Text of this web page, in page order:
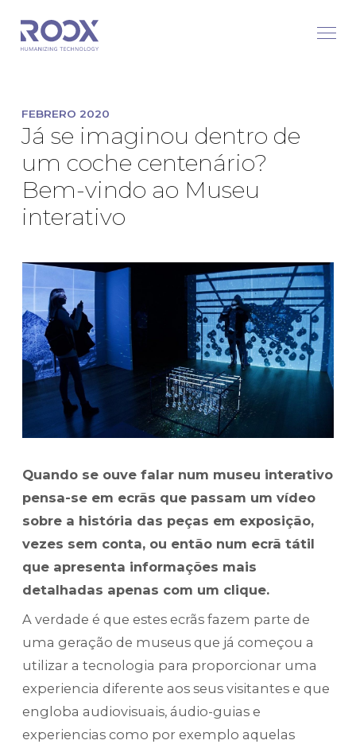
FEBRERO 2020
Já se imaginou dentro de
um coche centenário?
Bem-vindo ao Museu
interativo
Quando se ouve falar num museu interativo
pensa-se em ecrãs que passam um vídeo
sobre a história das peças em exposição,
vezes sem conta, ou então num ecrã tátil
que apresenta informações mais
detalhadas apenas com um clique.
A verdade é que estes ecrãs fazem parte de
uma geração de museus que já começou a
utilizar a tecnologia para proporcionar uma
experiencia diferente aos seus visitantes e que
engloba audiovisuais, áudio-guias e
experiencias como por exemplo aquelas